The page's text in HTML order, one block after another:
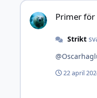
Primer för limning av
Primer för
Strikt
22 april